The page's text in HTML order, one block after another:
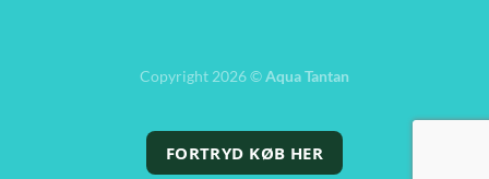
Copyright 2026 ©Aqua Tantan
FORTRYD KØB HER